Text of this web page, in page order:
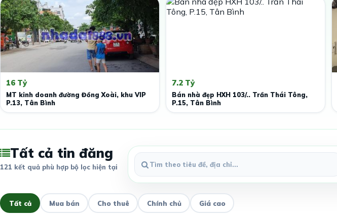
16 Tỷ
MT kinh doanh đường Đồng Xoài, khu VIP
P.13, Tân Bình
7.2 Tỷ
Bán nhà đẹp HXH 103/.. Trần Thái Tông,
P.15, Tân Bình
Tất cả tin đăng
121 kết quả phù hợp bộ lọc hiện tại
Tất cả Mua bán Cho thuê Chính chủ Giá cao